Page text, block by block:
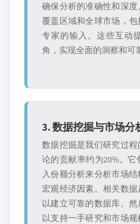
确保分析的准确性和深
覆盖区域和全球市场，
专家的输入。这些互动
角，实现全面的洞察和可
3. 数据挖掘与市场分
数据挖掘是我们研究过
论的贡献率约为20%。
入份额分析来分析市场
宏观经济因素。相关数据
以建立可靠的数据库。然
以支持一手研究和市场